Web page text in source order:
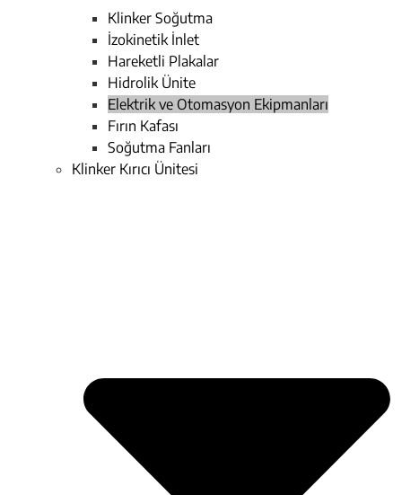
Klinker Soğutma
İzokinetik İnlet
Hareketli Plakalar
Hidrolik Ünite
Elektrik ve Otomasyon Ekipmanları
Fırın Kafası
Soğutma Fanları
Klinker Kırıcı Ünitesi